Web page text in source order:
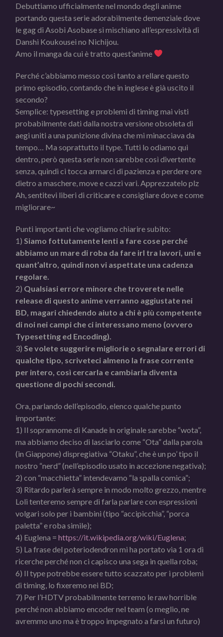
Debuttiamo ufficialmente nel mondo degli anime
portando questa serie adorabilmente demenziale dove
le gag di Asobi Asobase si mischiano all’espressività di
Danshi Koukousei no Nichijou.
Amo il manga da cui è tratto quest’anime
Perché c’abbiamo messo così tanto a rellare questo
primo episodio, contando che in inglese è già uscito il
secondo?
Semplice: typesetting e problemi di timing mai visti
probabilmente dati dalla nostra versione obsoleta di
aegi uniti a una punizione divina che mi minacciava da
tempo… Ma soprattutto il type. Tutti lo odiamo qui
dentro, però questa serie non sarebbe così divertente
senza, quindi ci tocca armarci di pazienza e perdere ore
dietro a maschere, move e cazzi vari. Apprezzatelo plz
Ah, sentitevi liberi di criticare e consigliare dove e come
migliorare~
Punti importanti che vogliamo chiarire subito:
1)Siamo fottutamente lenti a fare cose perché
abbiamo un mare di roba da fare irl tra lavori, uni e
quant’altro, quindi non vi aspettate una cadenza
regolare.
2) Qualsiasi errore minore che troverete nelle
release di questo anime verranno aggiustate nei
BD, magari chiedendo aiuto a chi è più competente
di noi nei campi che ci interessano meno (ovvero
Typesetting ed Encoding).
3)Se volete suggerire migliorie o segnalare errori di
qualche tipo, scriveteci almeno la frase corrente
per intero, così cercarla e cambiarla diventa
questione di pochi secondi.
Ora, parlando dell’episodio, elenco qualche punto
importante:
1) Il soprannome di Kanade in originale sarebbe “wota”,
ma abbiamo deciso di lasciarlo come “Ota” dalla parola
(in Giappone) dispregiativa “Otaku”, che è un po’ tipo il
nostro “nerd” (nell’episodio usato in accezione negativa);
2) con “macchietta” intendevamo “la spalla comica”;
3) Ritardo parlerà sempre in modo molto grezzo, mentre
Loli tenteremo sempre di farla parlare con espressioni
volgari solo per i bambini (tipo “accipicchia”, “porca
paletta” e roba simile);
4) Euglena =https://it.wikipedia.org/wiki/Euglena;
5) La frase del poteriodendron mi ha portato via 1 ora di
ricerche perché non ci capisco una sega in quella roba;
6) Il type potrebbe essere tutto scazzato per i problemi
di timing, lo fixeremo nei BD;
7) Per l’HDTV probabilmente terremo le raw horrible
perché non abbiamo encoder nel team (o meglio, ne
avremmo uno ma è troppo impegnato a farsi un futuro)